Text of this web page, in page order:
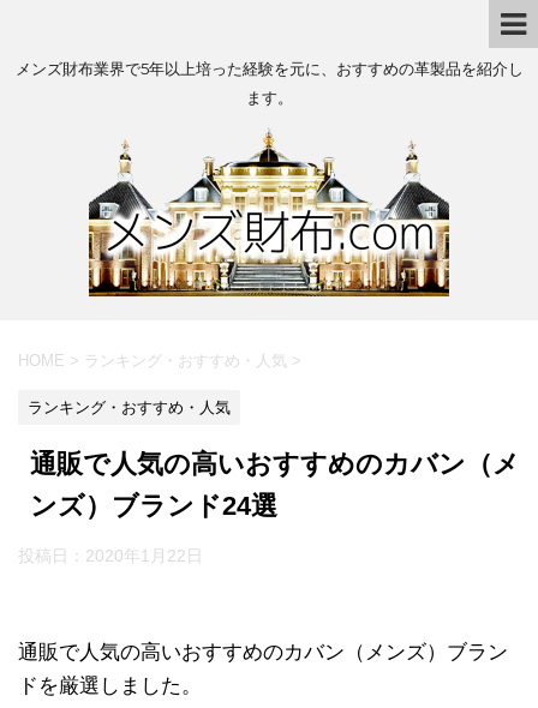
メンズ財布業界で5年以上培った経験を元に、おすすめの革製品を紹介し
ます。
HOME > ランキング・おすすめ・人気 >
ランキング・おすすめ・人気
通販で人気の高いおすすめのカバン（メ
ンズ）ブランド24選
投稿日： 2020年1月22日
通販で人気の高いおすすめのカバン（メンズ）ブラン
ドを厳選しました。